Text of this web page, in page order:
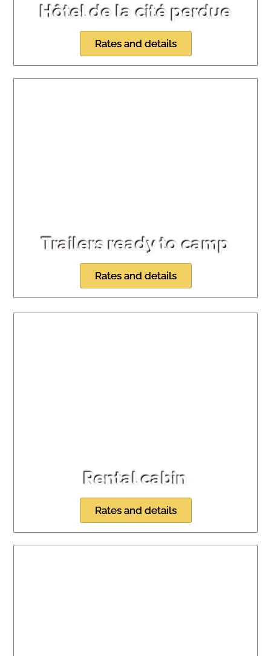
Hôtel de la cité perdue
Rates and details
Trailers ready to camp
Rates and details
Rental cabin
Rates and details